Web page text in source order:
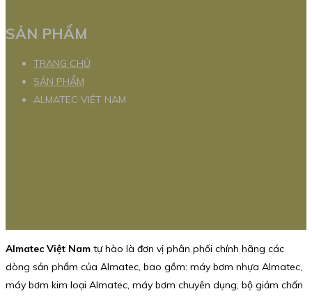
SẢN PHẨM
TRANG CHỦ
SẢN PHẨM
ALMATEC VIỆT NAM
Almatec Việt Nam tự hào là đơn vị phân phối chính hãng các
dòng sản phẩm của Almatec, bao gồm: máy bơm nhựa Almatec,
máy bơm kim loại Almatec, máy bơm chuyên dụng, bộ giảm chấn